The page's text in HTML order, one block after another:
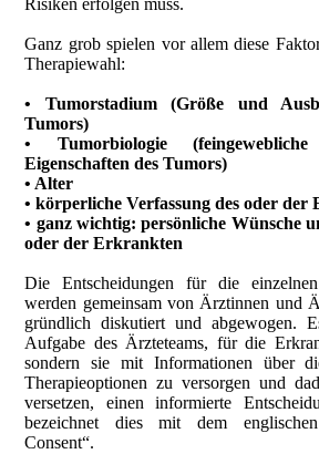
Risiken erfolgen muss.
Ganz grob spielen vor allem diese
Therapiewahl:
• Tumorstadium (Größe und
Tumors)
• Tumorbiologie
Eigenschaften des Tumors)
• Alter
• körperliche Verfassung des oder der
• ganz wichtig: persönliche Wünsche
oder der Erkrankten
Die Entscheidungen für die einzelnen
werden gemeinsam von Ärztinnen und
gründlich diskutiert und abgewogen.
Aufgabe des Ärzteteams, für die
sondern sie mit Informationen über
Therapieoptionen zu versorgen und
versetzen, einen informierte
bezeichnet dies mit dem
Consent“.